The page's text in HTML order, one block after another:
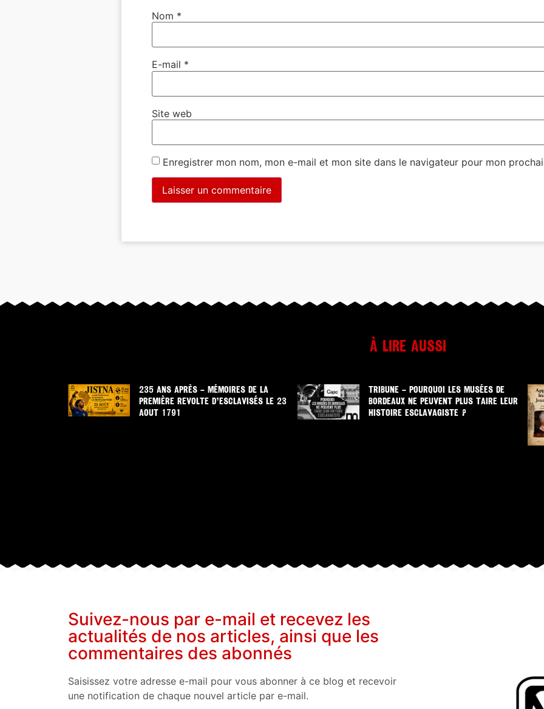
Nom *
E-mail *
Site web
Enregistrer mon nom, mon e-mail et mon site dans le navigateur pour mon
À lire aussi
235 ANS APRÈS – MÉMOIRES DE LA
PREMIÈRE REVOLTE D’ESCLAVISÉS LE 23
AOUT 1791
TRIBUNE – POURQUOI LES MUSÉES DE
BORDEAUX NE PEUVENT PLUS TAIRE LEUR
HISTOIRE ESCLAVAGISTE ?
Suivez-nous par e-mail et recevez les
actualités de nos articles, ainsi que les
commentaires des abonnés
Saisissez votre adresse e-mail pour vous abonner à ce blog et recevoir
une notification de chaque nouvel article par e-mail.